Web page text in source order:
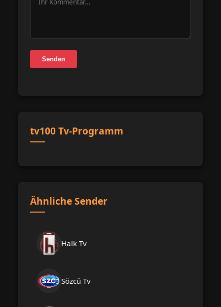
Senden
tv100 Tv-Programm
Ähnliche Sender
Halk Tv
Sözcü Tv